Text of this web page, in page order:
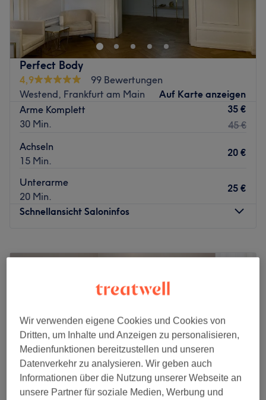
Perfect Body
4,9
99 Bewertungen
Westend, Frankfurt am Main
Auf Karte anzeigen
Arme Komplett
30 Min.
35 €
45 €
Achseln
15 Min.
20 €
Unterarme
20 Min.
25 €
Schnellansicht Saloninfos
Dienstag
08:00–20:00
Samstag
09:00– 20:00
Sonntag
Geschlossen
Unterstreiche deine natürliche Schönheit mit exklusiv
abgestimmten Treatments auf höchstem Niveau.
ImPerfect Body Frankfurterwartet dich ein luxuriöses
Wir verwenden eigene Cookies und Cookies von
Dritten, um Inhalte und Anzeigen zu personalisieren,
Medienfunktionen bereitzustellen und unseren
Datenverkehr zu analysieren. Wir geben auch
Informationen über die Nutzung unserer Webseite an
unsere Partner für soziale Medien, Werbung und